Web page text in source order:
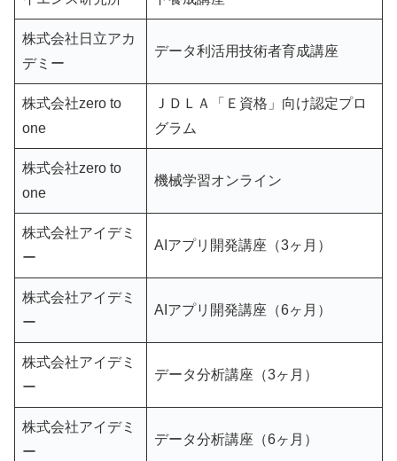
株式会社日立アカ
デミー
データ利活用技術者育成講座
株式会社zero to
one
ＪＤＬＡ「Ｅ資格」向け認定プロ
グラム
株式会社zero to
one
機械学習オンライン
株式会社アイデミ
ー
AIアプリ開発講座（3ヶ月）
株式会社アイデミ
ー
AIアプリ開発講座（6ヶ月）
株式会社アイデミ
ー
データ分析講座（3ヶ月）
株式会社アイデミ
ー
データ分析講座（6ヶ月）